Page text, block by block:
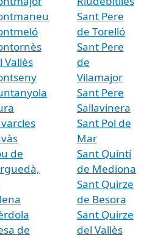
Vallès
de
de
Sant Pere
de Torelló
Sant Pere
de
Vilamajor
Sant Pere
Sallavinera
Sant Pol de
Mar
Sant Quintí
de Mediona
Sant Quirze
de Besora
Sant Quirze
del Vallès